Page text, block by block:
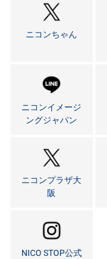
ニコンちゃん
ニコンイメージ
ングジャパン
ニコンプラザ大
阪
NICO STOP公式